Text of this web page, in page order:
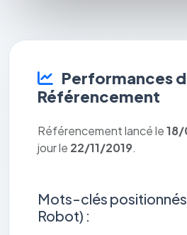
Performances
Référencement
Référencement lancé le
jour le 22/11/2019.
Mots-clés
Robot) :